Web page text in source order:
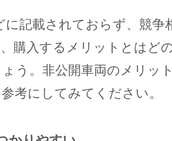
に記載されておらず、競争
購入するメリットとはど
う。非公開車両のメリッ
考にしてみてください。